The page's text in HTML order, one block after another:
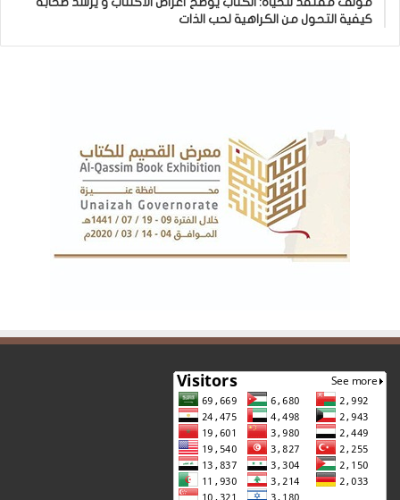
كيفية التحول من الكراهية لحب الذات